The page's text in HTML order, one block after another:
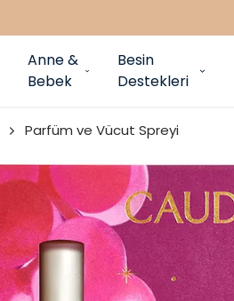
Anne &
Bebek
Besin
Destekleri
Parfüm ve Vücut Spreyi